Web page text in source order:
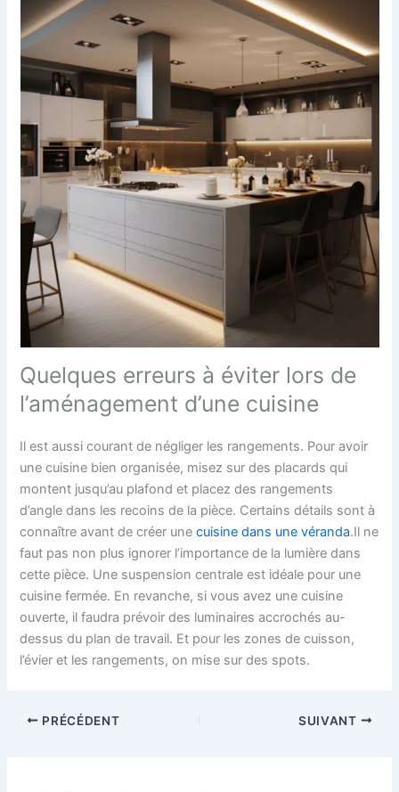
Quelques erreurs à éviter lors de
l’aménagement d’une cuisine
Il est aussi courant de négliger les rangements. Pour avoir
une cuisine bien organisée, misez sur des placards qui
montent jusqu’au plafond et placez des rangements
d’angle dans les recoins de la pièce. Certains détails sont à
connaître avant de créer unecuisine dans une véranda.Il ne
faut pas non plus ignorer l’importance de la lumière dans
cette pièce. Une suspension centrale est idéale pour une
cuisine fermée. En revanche, si vous avez une cuisine
ouverte, il faudra prévoir des luminaires accrochés au-
dessus du plan de travail. Et pour les zones de cuisson,
l’évier et les rangements, on mise sur des spots.
PRÉCÉDENT SUIVANT